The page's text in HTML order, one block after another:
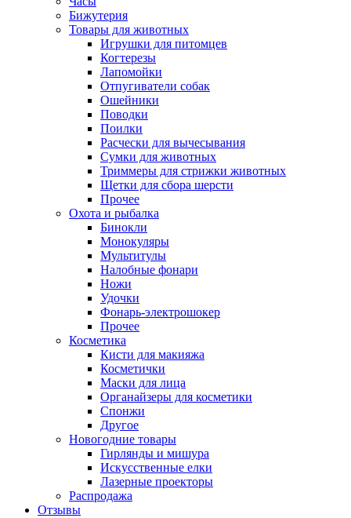
Бижутерия
Товары для животных
Игрушки для питомцев
Когтерезы
Лапомойки
Отпугиватели собак
Ошейники
Поводки
Поилки
Расчески для вычесывания
Сумки для животных
Триммеры для стрижки животных
Щетки для сбора шерсти
Прочее
Охота и рыбалка
Бинокли
Монокуляры
Мультитулы
Налобные фонари
Ножи
Удочки
Фонарь-электрошокер
Прочее
Косметика
Кисти для макияжа
Косметички
Маски для лица
Органайзеры для косметики
Спонжи
Другое
Новогодние товары
Гирлянды и мишура
Искусственные елки
Лазерные проекторы
Распродажа
Отзывы